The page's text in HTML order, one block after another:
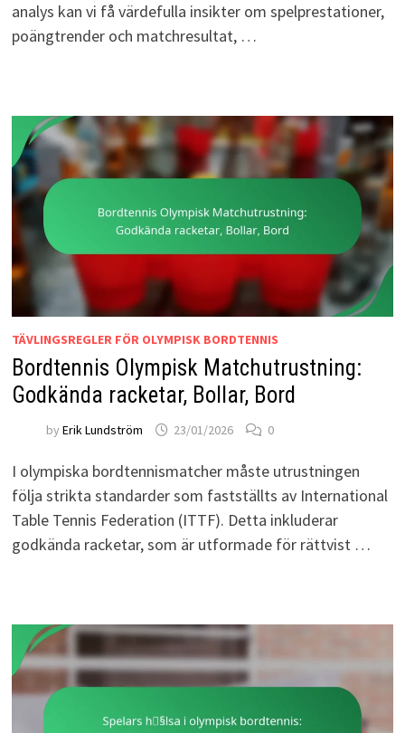
analys kan vi få värdefulla insikter om spelprestationer,
poängtrender och matchresultat, …
TÄVLINGSREGLER FÖR OLYMPISK BORDTENNIS
Bordtennis Olympisk Matchutrustning:
Godkända racketar, Bollar, Bord
by Erik Lundström 23/01/2026 0
I olympiska bordtennismatcher måste utrustningen
följa strikta standarder som fastställts av International
Table Tennis Federation (ITTF). Detta inkluderar
godkända racketar, som är utformade för rättvist …